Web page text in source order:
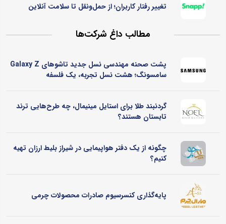
تغییر رفتار کاربران؛ از حمل‌ونقل تا سلامت آنلاین
مطالب داغ شرکت‌ها
پشت صحنه مهندسی نسل جدید تاشوهای Galaxy Z
سامسونگ؛ هشت نسل تجربه، یک فلسفه
گردنبند طلا برای استایل مینیمال، چه طرح‌هایی ترند
تابستان هستند؟
چگونه از یک دفتر هواپیمایی در شیراز بلیط ارزان تهیه
کنیم؟
پایه‌گذاری کنسرسیوم صادرات محصولات چرمی